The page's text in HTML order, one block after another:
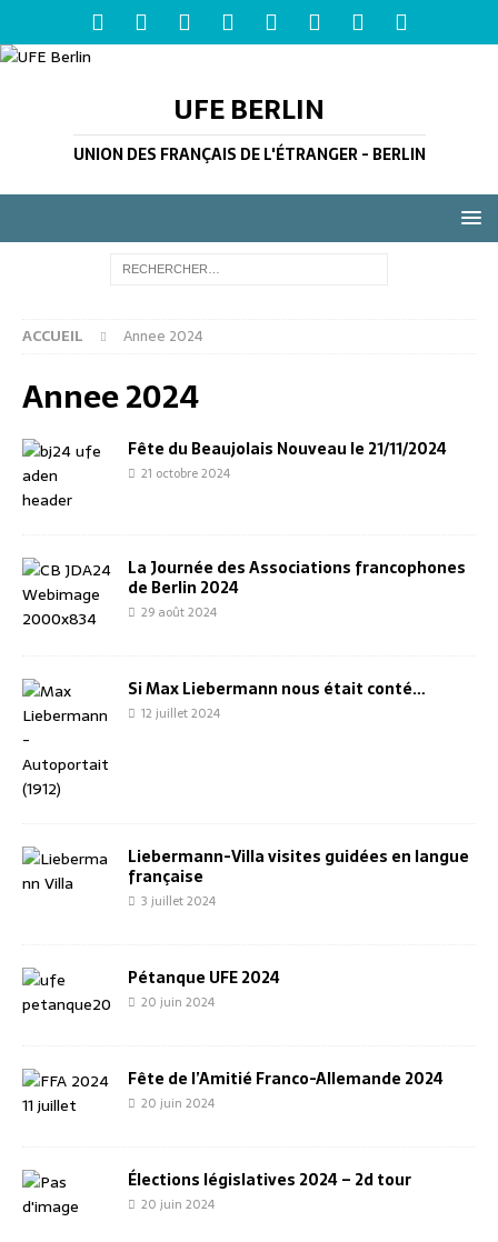
UFE BERLIN
UNION DES FRANÇAIS DE L'ÉTRANGER - BERLIN
ACCUEIL Annee 2024
Annee 2024
Fête du Beaujolais Nouveau le 21/11/2024
21 octobre 2024
La Journée des Associations francophones
de Berlin 2024
29 août 2024
Si Max Liebermann nous était conté…
12 juillet 2024
Liebermann-Villa visites guidées en langue
française
3 juillet 2024
Pétanque UFE 2024
20 juin 2024
Fête de l’Amitié Franco-Allemande 2024
20 juin 2024
Élections législatives 2024 – 2d tour
20 juin 2024